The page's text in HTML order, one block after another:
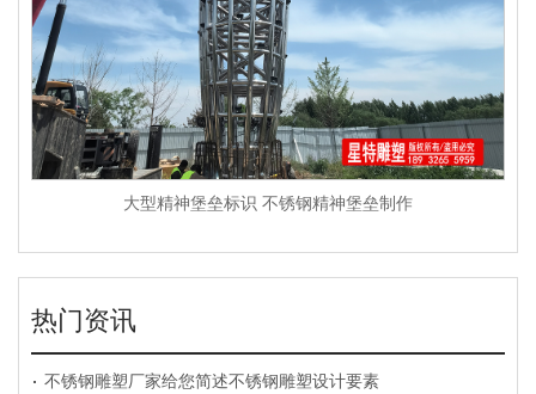
大型精神堡垒标识 不锈钢精神堡垒制作
热门资讯
不锈钢雕塑厂家给您简述不锈钢雕塑设计要素